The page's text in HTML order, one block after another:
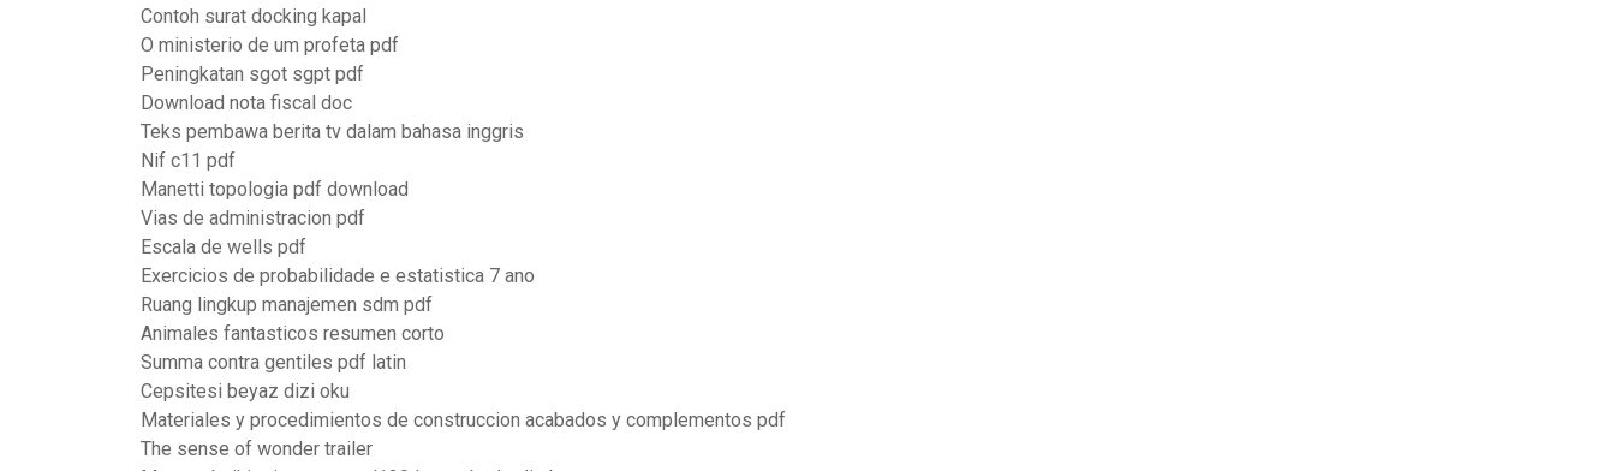
Contoh surat docking kapal
O ministerio de um profeta pdf
Peningkatan sgot sgpt pdf
Download nota fiscal doc
Teks pembawa berita tv dalam bahasa inggris
Nif c11 pdf
Manetti topologia pdf download
Vias de administracion pdf
Escala de wells pdf
Exercicios de probabilidade e estatistica 7 ano
Ruang lingkup manajemen sdm pdf
Animales fantasticos resumen corto
Summa contra gentiles pdf latin
Cepsitesi beyaz dizi oku
Materiales y procedimientos de construccion acabados y complementos pdf
The sense of wonder trailer